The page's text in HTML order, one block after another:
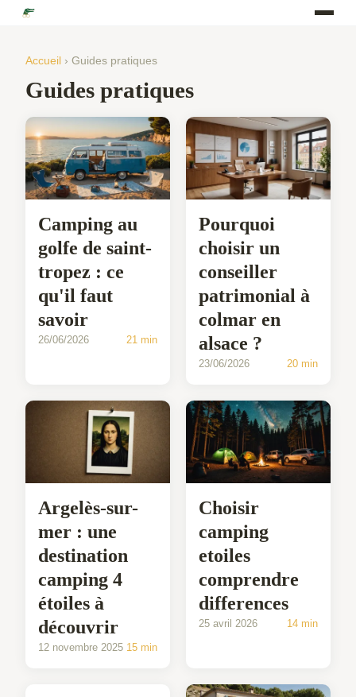
Accueil › Guides pratiques
Guides pratiques
Camping au
golfe de saint-
tropez : ce
qu'il faut
savoir
26/06/2026 21 min
Pourquoi
choisir un
conseiller
patrimonial à
colmar en
alsace ?
23/06/2026 20 min
Argelès-sur-
mer : une
destination
camping 4
étoiles à
découvrir
12 novembre 2025 15 min
Choisir
camping
etoiles
comprendre
differences
25 avril 2026 14 min